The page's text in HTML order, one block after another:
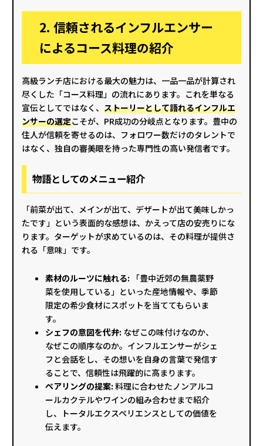
2. 信頼されるインフルエンサー
によるコース料理の紹介
高級ランチ店における最大の魅力は、一品一品が計算され
尽くした「コース料理」の流れにあります。これを単なる
宣伝としてではなく、 ストーリーとして語れるインフルエ
ンサーの選定こそが、PR成功の分岐点となります。豊中の
住人が信頼を寄せるのは、フォロワー数だけのタレントで
はなく、独自の審美眼を持った専門性の高い発信者です。
物語としてのメニュー紹介
「前菜が出て、メインが出て、デザートが出て美味しかっ
たです」という表面的な感想は、かえって店の安売りにな
ります。ターゲットが求めているのは、その料理が提供さ
れる「意味」です。
素材のルーツに触れる: 「豊中近郊の無農薬野
菜を使用している」といった産地情報や、季節
限定の希少食材にスポットを当ててもらいま
す。
シェフの意図を代弁: なぜこの味付けなのか、
なぜこの順序なのか。インフルエンサーがシェ
フと会話をし、その想いを自身の言葉で発信す
ることで、信頼性は飛躍的に高まります。
ペアリングの提案: 料理に合わせたノンアルコ
ールカクテルやワインの組み合わせまで紹介
し、トータルエクスペリエンスとしての価値を
伝えます。